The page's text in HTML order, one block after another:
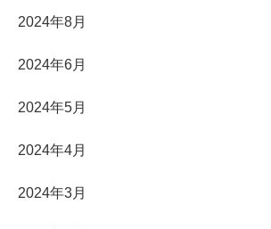
2024年8月
2024年6月
2024年5月
2024年4月
2024年3月